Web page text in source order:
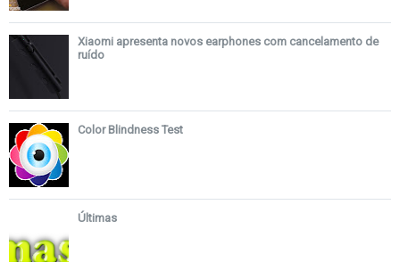
Xiaomi apresenta novos earphones com cancelamento de
ruído
Color Blindness Test
Últimas